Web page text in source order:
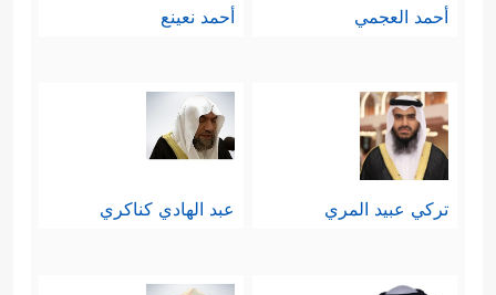
أحمد العجمي أحمد نعينع
تركي عبيد المري عبد الهادي كناكري